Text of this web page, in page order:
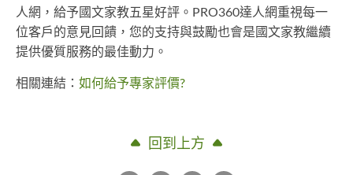
人網，給予國文家教五星好評。PRO360達人網重視每一
位客戶的意見回饋，您的支持與鼓勵也會是國文家教繼續
提供優質服務的最佳動力。
相關連結： 如何給予專家評價?
回到上方